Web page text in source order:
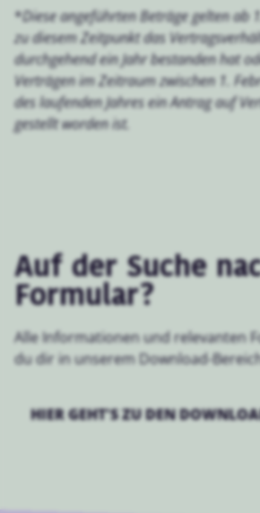
*Diese angeführten Beträge gelten ab
zu diesem Zeitpunkt das
durchgehend ein Jahr bestanden hat
Verträgen im Zeitraum zwischen 1.
des laufenden Jahres ein Antrag auf
gestellt worden ist.
Auf der Suche
Formular?
Alle Informationen und relevanten
du dir in unserem Download-
HIER GEHT'S ZU DEN